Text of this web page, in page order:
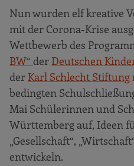
Nun wurden elf kreative
mit der Corona-Krise
Wettbewerb des
BW“ der Deutschen
der Karl Schlecht Stiftung
bedingten
Mai Schülerinnen und
Württemberg auf, Ideen
„Gesellschaft“,
entwickeln.